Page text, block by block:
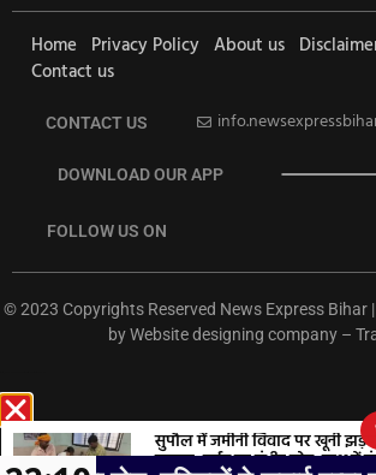
Home Privacy Policy About us
Contact us
CONTACT US
DOWNLOAD OUR APP
FOLLOW US ON
© 2023 Copyrights Reserved News Express Bihar
byWebsite designing company–
सुपौल में जमीनी विवाद पर खूनी
घायल; गर्दन पर गंभीर चोट, हाथ में